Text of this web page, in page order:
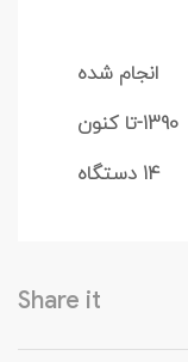
انجام شده
1390-تا کنون
14 دستگاه
Share it